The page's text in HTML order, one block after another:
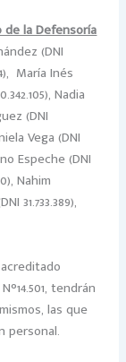
la Defensoría
(DNI
María Inés
Nadia
(DNI
Vega (DNI
Espeche (DNI
Nahim
31.733.389),
tendrán
las que
personal.